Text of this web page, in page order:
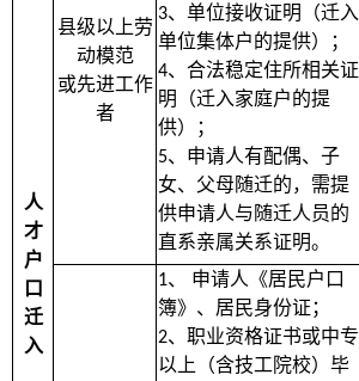
人
才
户
口
迁
入
县级以上劳
动模范
或先进工作
者
3、单位接收证明（迁入
单位集体户的提供）；
4、合法稳定住所相关证
明（迁入家庭户的提
供）；
5、申请人有配偶、子
女、父母随迁的，需提
供申请人与随迁人员的
直系亲属关系证明。
1、
申请人《居民户口
簿》、居民身份证；
2、职业资格证书或中专
以上（含技工院校）毕